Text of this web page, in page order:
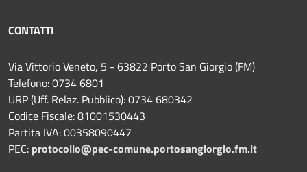
CONTATTI
Via Vittorio Veneto, 5 - 63822 Porto San Giorgio (FM)
Telefono: 0734 6801
URP (Uff. Relaz. Pubblico): 0734 680342
Codice Fiscale: 81001530443
Partita IVA: 00358090447
PEC: protocollo@pec-comune.portosangiorgio.fm.it